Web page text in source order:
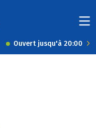
Ouvert jusqu'à 20:00